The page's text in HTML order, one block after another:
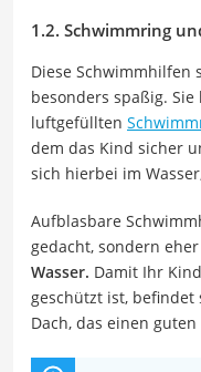
1.2. Schwimmring
Diese
besonders spaßig.
luftgefüllten
dem das Kind sicher
sich hierbei im
Aufblasbare
gedacht, sondern eher
Wasser. Damit Ihr
geschützt ist,
Dach, das einen